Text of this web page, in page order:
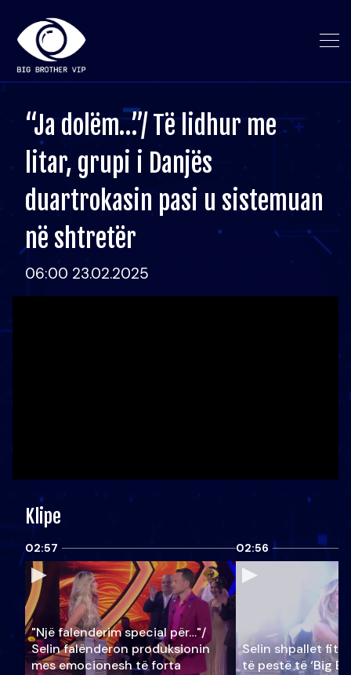
“Ja dolëm…”/ Të lidhur me
litar, grupi i Danjës
duartrokasin pasi u sistemuan
në shtretër
06:00 23.02.2025
Klipe
02:57
"Një falenderim special për…"/
Selin falënderon produksionin
mes emocionesh të forta
02:56
Selin shpallet
të pestë të ‘Big